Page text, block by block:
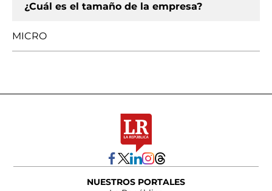
¿Cuál es el tamaño de la empresa?
MICRO
NUESTROS PORTALES